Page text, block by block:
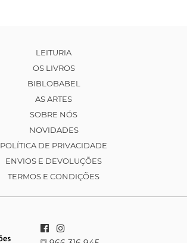
LEITURIA
OS LIVROS
BIBLOBABEL
AS ARTES
SOBRE NÓS
NOVIDADES
POLÍTICA DE PRIVACIDADE
ENVIOS E DEVOLUÇÕES
TERMOS E CONDIÇÕES